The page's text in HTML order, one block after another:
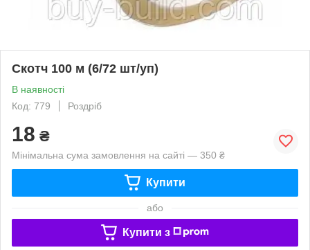
Скотч 100 м (6/72 шт/уп)
В наявності
Код: 779
Роздріб
18 ₴
Мінімальна сума замовлення на сайті — 350 ₴
Купити
або
Купити з